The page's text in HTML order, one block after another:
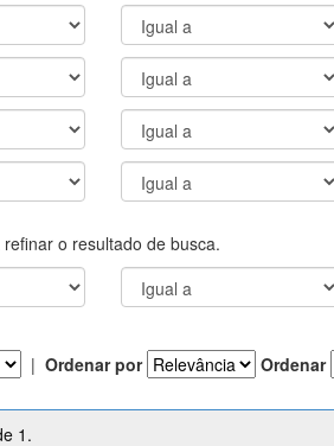
o resultado de busca.
| Ordenar por Ordenar
1.